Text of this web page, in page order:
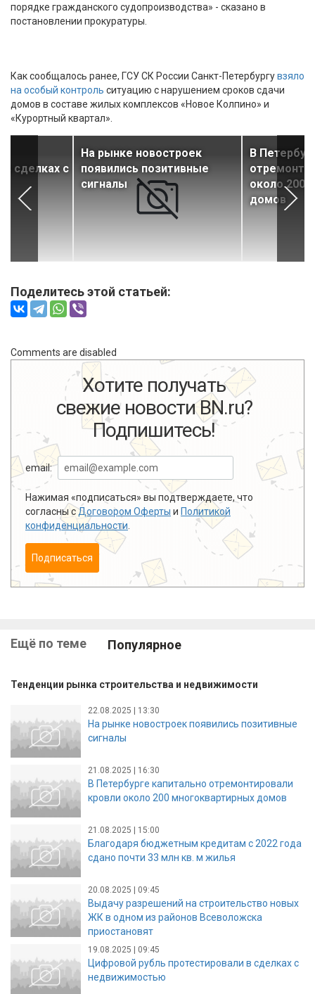
порядке гражданского судопроизводства» - сказано в
постановлении прокуратуры.
Как сообщалось ранее, ГСУ СК России Санкт-Петербургувзяло
на особый контроль ситуацию с нарушением сроков сдачи
домов в составе жилых комплексов «Новое Колпино» и
«Курортный квартал».
в сделках с
На рынке новостроек
появились позитивные
сигналы
В
около 200
домов
Поделитесь этой статьей:
Comments are disabled
Хотите получать
свежие новости BN.ru?
Подпишитесь!
email:
Нажимая «подписаться» вы подтверждаете, что
согласны сДоговором Оферты и Политикой
конфиденциальности
Подписаться
Ещё по теме Популярное
Тенденции рынка строительства и недвижимости
22.08.2025 | 13:30
На рынке новостроек появились позитивные
сигналы
21.08.2025 | 16:30
В Петербурге капитально отремонтировали
кровли около 200 многоквартирных домов
21.08.2025 | 15:00
Благодаря бюджетным кредитам с 2022 года
сдано почти 33 млн кв. м жилья
20.08.2025 | 09:45
Выдачу разрешений на строительство новых
ЖК в одном из районов Всеволожска
приостановят
19.08.2025 | 09:45
Цифровой рубль протестировали в сделках с
недвижимостью